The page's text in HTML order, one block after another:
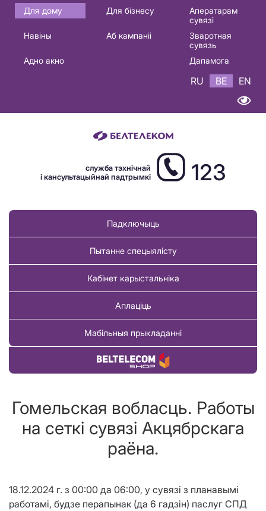
Основная
навигация
Для дому Для бізнесу
Аператарам
сувязі
Навіны
Аб кампаніі
Зваротная
сувязь
Адно акно
Дапамога
RU BE EN
служба тэхнічнай
і кансультацыйнай падтрымкі
123
Падключыць
Пытанне спецыялісту
Кабінет карыстальніка
Аплаціць
Мабільныя прыкладанні
Купіць тавар
Гомельская вобласць. Работы
на сеткi сувязi Акцябрскага
раëна.
18.12.2024 г. з 00:00 да 06:00, у сувязi з планавымi
работамi, будзе перапынак (да 6 гадзiн) паслуг СПД